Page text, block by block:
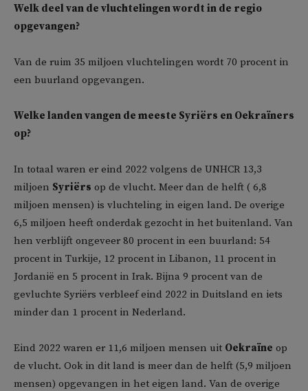
Welk deel van de vluchtelingen wordt in de regio
opgevangen?
Van de ruim 35 miljoen vluchtelingen wordt 70 procent in
een buurland opgevangen.
Welke landen vangen de meeste Syriërs en Oekraïners
op?
In totaal waren er eind 2022 volgens de UNHCR 13,3
miljoen Syriërs op de vlucht. Meer dan de helft ( 6,8
miljoen mensen) is vluchteling in eigen land. De overige
6,5 miljoen heeft onderdak gezocht in het buitenland. Van
hen verblijft ongeveer 80 procent in een buurland: 54
procent in Turkije, 12 procent in Libanon, 11 procent in
Jordanië en 5 procent in Irak. Bijna 9 procent van de
gevluchte Syriërs verbleef eind 2022 in Duitsland en iets
minder dan 1 procent in Nederland.
Eind 2022 waren er 11,6 miljoen mensen uit Oekraïne op
de vlucht. Ook in dit land is meer dan de helft (5,9 miljoen
mensen) opgevangen in het eigen land. Van de overige